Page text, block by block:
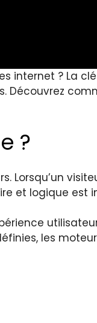
internet ? La
Découvrez
?
Lorsqu’un
et logique est
les